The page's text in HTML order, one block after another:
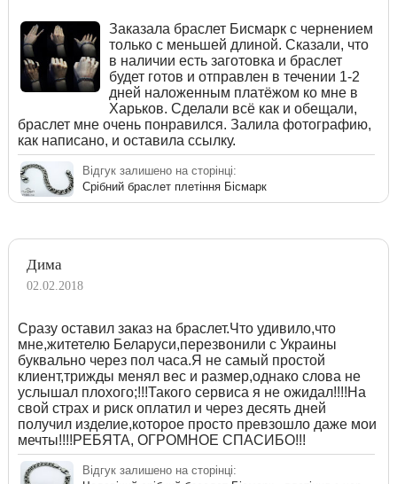
Заказала браслет Бисмарк с чернением
только с меньшей длиной. Сказали, что
в наличии есть заготовка и браслет
будет готов и отправлен в течении 1-2
дней наложенным платёжом ко мне в
Харьков. Сделали всё как и обещали,
браслет мне очень понравился. Залила фотографию,
как написано, и оставила ссылку.
Відгук залишено на сторінці:
Срібний браслет плетіння Бісмарк
Дима
02.02.2018
Сразу оставил заказ на браслет.Что удивило,что
мне,житетелю Беларуси,перезвонили с Украины
буквально через пол часа.Я не самый простой
клиент,трижды менял вес и размер,однако слова не
услышал плохого;!!!Такого сервиса я не ожидал!!!!На
свой страх и риск оплатил и через десять дней
получил изделие,которое просто превзошло даже мои
мечты!!!!РЕБЯТА, ОГРОМНОЕ СПАСИБО!!!
Відгук залишено на сторінці: